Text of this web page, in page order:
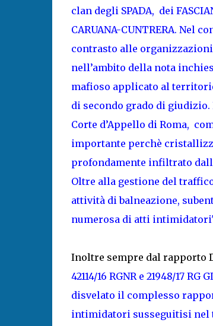
clan degli SPADA, dei
CARUANA-CUNTRERA. Nel
contrasto alle
nell’ambito della nota
mafioso applicato al
di secondo grado di giudizio.
Corte d’Appello di Roma,
importante perchè
profondamente infiltrato
Oltre alla gestione del
attività di balneazione,
numerosa di atti
Inoltre sempre dal rapporto
42114/16 RGNR e 21948/17
disvelato il complesso
intimidatori susseguitisi nel